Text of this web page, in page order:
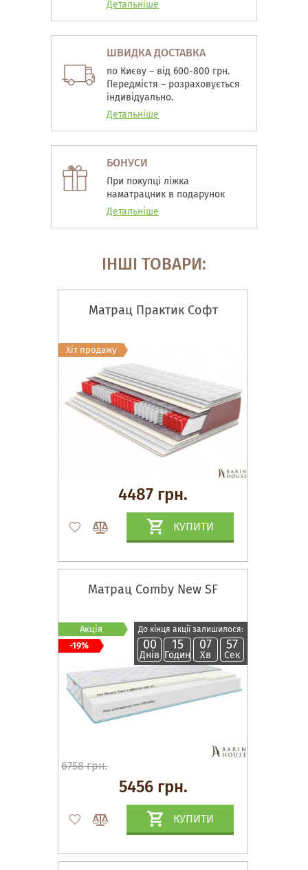
Детальніше
ШВИДКА ДОСТАВКА
по Києву – від 600-800 грн.
Передмістя – розраховується
індивідуально.
Детальніше
БОНУСИ
При покупці ліжка
наматрацник в подарунок
Детальніше
ІНШІ ТОВАРИ:
Матрац Практик Софт
4487 грн.
КУПИТИ
Хіт продажу
Матрац Comby New SF
До кінця акції залишилося:
00
Днів
15
Годин
07
Хв
56
Сек
6758 грн.
5456 грн.
КУПИТИ
Акція
-19%